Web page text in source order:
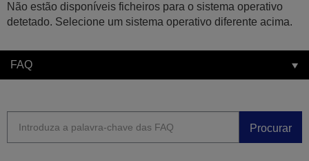
Não estão disponíveis ficheiros para o sistema operativo
detetado. Selecione um sistema operativo diferente acima.
FAQ
Procurar